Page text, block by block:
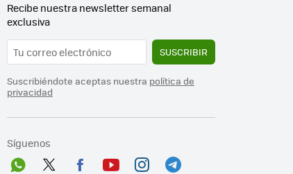
Recibe nuestra newsletter semanal
exclusiva
SUSCRIBIR
Suscribiéndote aceptas nuestra política de
privacidad
Síguenos